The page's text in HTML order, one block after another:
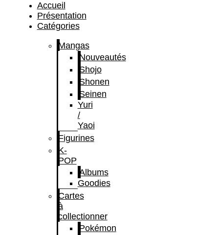
Accueil
Présentation
Catégories
Mangas
Nouveautés
Shojo
Shonen
Seinen
Yuri
/
Yaoi
Figurines
K-
POP
Albums
Goodies
Cartes
à
collectionner
Pokémon